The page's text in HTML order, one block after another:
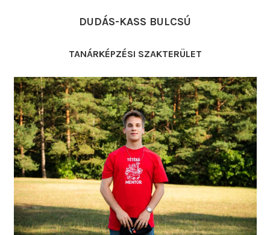
DUDÁS-KASS BULCSÚ
TANÁRKÉPZÉSI SZAKTERÜLET